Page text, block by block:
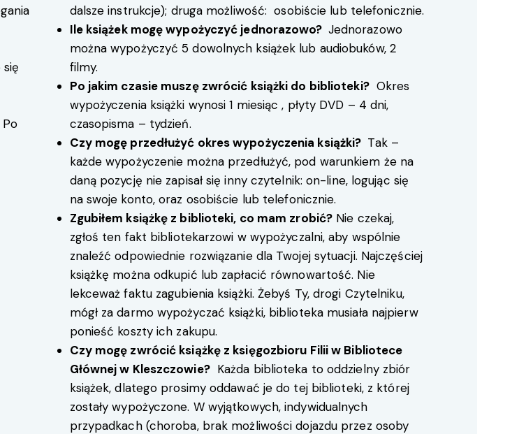
dalsze instrukcje); druga możliwość: osobiście lub telefonicznie.
Ile książek mogę wypożyczyć jednorazowo? Jednorazowo
można wypożyczyć 5 dowolnych książek lub audiobuków, 2
filmy.
Po jakim czasie muszę zwrócić książki do biblioteki?Okres
wypożyczenia książki wynosi 1 miesiąc , płyty DVD – 4 dni,
czasopisma – tydzień.
Czy mogę przedłużyć okres wypożyczenia książki? Tak –
każde wypożyczenie można przedłużyć, pod warunkiem że na
daną pozycję nie zapisał się inny czytelnik: on-line, logując się
na swoje konto, oraz osobiście lub telefonicznie.
Zgubiłem książkę z biblioteki, co mam zrobić? Nie czekaj,
zgłoś ten fakt bibliotekarzowi w wypożyczalni, aby wspólnie
znaleźć odpowiednie rozwiązanie dla Twojej sytuacji. Najczęściej
książkę można odkupić lub zapłacić równowartość. Nie
lekceważ faktu zagubienia książki. Żebyś Ty, drogi Czytelniku,
mógł za darmo wypożyczać książki, biblioteka musiała najpierw
ponieść koszty ich zakupu.
Czy mogę zwrócić książkę z księgozbioru Filii w Bibliotece
Głównej w Kleszczowie?Każda biblioteka to oddzielny zbiór
książek, dlatego prosimy oddawać je do tej biblioteki, z której
zostały wypożyczone. W wyjątkowych, indywidualnych
przypadkach (choroba, brak możliwości dojazdu przez osoby